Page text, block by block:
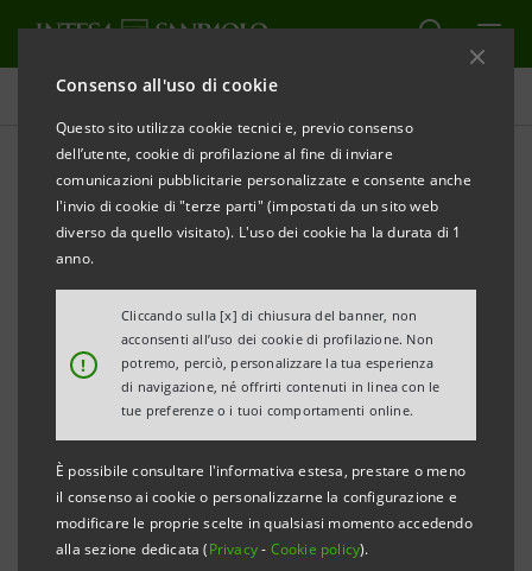
Consenso all'uso di cookie
Questo sito utilizza cookie tecnici e, previo consenso
dell’utente, cookie di profilazione al fine di inviare
comunicazioni pubblicitarie personalizzate e consente anche
l'invio di cookie di "terze parti" (impostati da un sito web
diverso da quello visitato). L'uso dei cookie ha la durata di 1
anno.
!
Cliccando sulla [x] di chiusura del banner, non
acconsenti all’uso dei cookie di profilazione. Non
potremo, perciò, personalizzare la tua esperienza
di navigazione, né offrirti contenuti in linea con le
tue preferenze o i tuoi comportamenti online.
È possibile consultare l'informativa estesa, prestare o meno
il consenso ai cookie o personalizzarne la configurazione e
modificare le proprie scelte in qualsiasi momento accedendo
alla sezione dedicata (Privacy- Cookie policy).
Comunicati stampa
STAMPA AGGIORNA
COMUNICATO STAMPA
SOLUTION)
PER LA RIQUALIFICAZIONE ENERGETICA DEI
CONDOMINI
• Siglato un accordo di collaborazione per
promuovere interventi di efficientamento
energetico, come la sostituzione dell’impianto
termico e la realizzazione del cappotto isolante,